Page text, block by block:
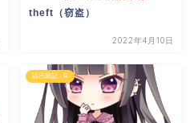
theft（窃盗）
2022年4月10日
語呂暗記 - R